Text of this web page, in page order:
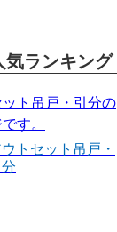
気ランキング
トセット吊戸・